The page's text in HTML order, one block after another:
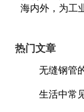
海内外，为工
热门文章
无缝钢管
生活中常